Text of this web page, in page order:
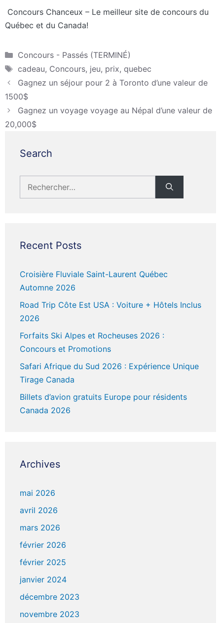
Concours Chanceux – Le meilleur site de concours du
Québec et du Canada!
Catégories
Concours - Passés (TERMINÉ)
Étiquettes
cadeau, Concours, jeu, prix, quebec
Gagnez un séjour pour 2 à Toronto d’une valeur de
1500$
Gagnez un voyage voyage au Népal d’une valeur de
20,000$
Search
Recent Posts
Croisière Fluviale Saint-Laurent Québec
Automne 2026
Road Trip Côte Est USA : Voiture + Hôtels Inclus
2026
Forfaits Ski Alpes et Rocheuses 2026 :
Concours et Promotions
Safari Afrique du Sud 2026 : Expérience Unique
Tirage Canada
Billets d’avion gratuits Europe pour résidents
Canada 2026
Archives
mai 2026
avril 2026
mars 2026
février 2026
février 2025
janvier 2024
décembre 2023
novembre 2023